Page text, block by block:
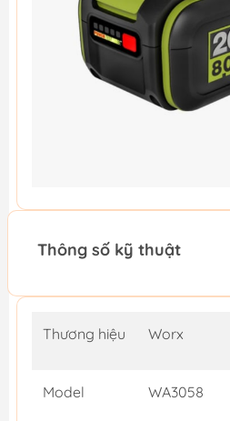
Thông số kỹ thuật
Thương hiệu Worx
Model WA3058